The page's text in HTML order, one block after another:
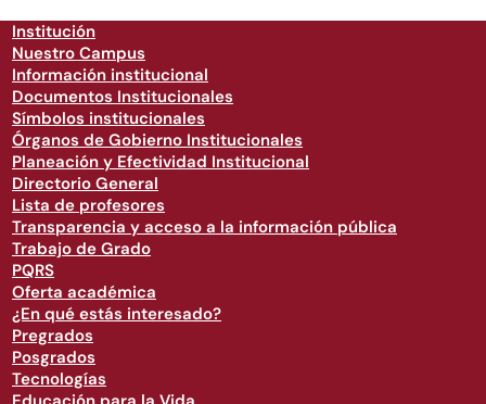
Institución
Nuestro Campus
Información institucional
Documentos Institucionales
Símbolos institucionales
Órganos de Gobierno Institucionales
Planeación y Efectividad Institucional
Directorio General
Lista de profesores
Transparencia y acceso a la información pública
Trabajo de Grado
PQRS
Oferta académica
¿En qué estás interesado?
Pregrados
Posgrados
Tecnologías